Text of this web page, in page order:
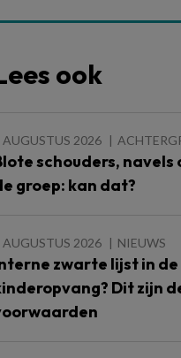
ook
AUGUSTUS 2026
schouders, navels
groep: kan dat?
AUGUSTUS 2026 NIEUWS
zwarte lijst in de
Dit zijn